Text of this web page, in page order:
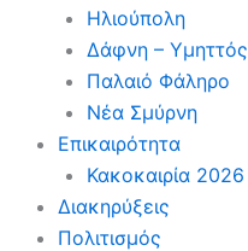
Ηλιούπολη
Δάφνη – Υμηττός
Παλαιό Φάληρο
Νέα Σμύρνη
Επικαιρότητα
Κακοκαιρία 2026
Διακηρύξεις
Πολιτισμός